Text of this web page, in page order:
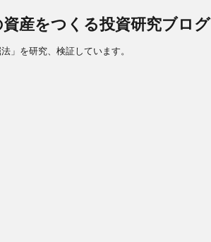
産をつくる投資研究ブログ
」を研究、検証しています。